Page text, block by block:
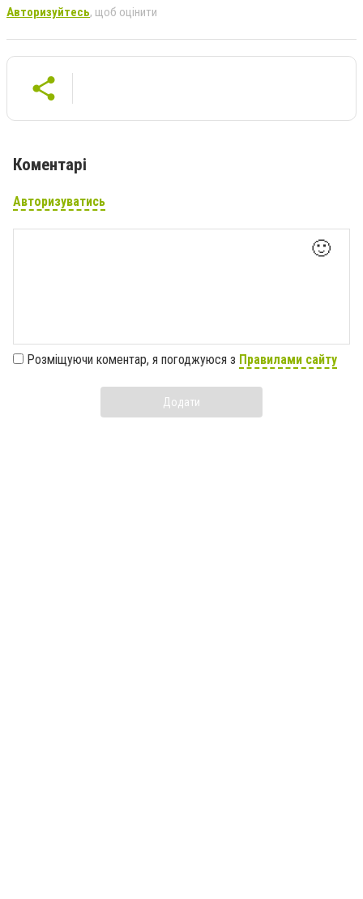
Авторизуйтесь, щоб оцінити
Коментарі
Авторизуватись
🙂
Розміщуючи коментар, я погоджуюся з Правилами сайту
Додати